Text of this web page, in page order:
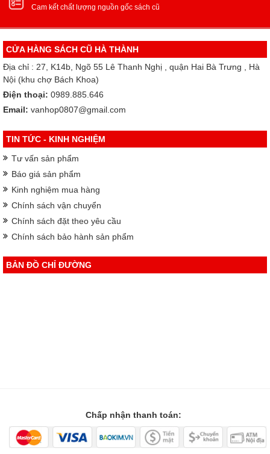
Cam kết chất lượng nguồn gốc sách cũ
CỬA HÀNG SÁCH CŨ HÀ THÀNH
Địa chỉ : 27, K14b, Ngõ 55 Lê Thanh Nghị , quận Hai Bà Trưng , Hà
Nội (khu chợ Bách Khoa)
Điện thoại: 0989.885.646
Email: vanhop0807@gmail.com
TIN TỨC - KINH NGHIỆM
Tư vấn sản phẩm
Báo giá sản phẩm
Kinh nghiệm mua hàng
Chính sách vận chuyển
Chính sách đặt theo yêu cầu
Chính sách bảo hành sản phẩm
BẢN ĐỒ CHỈ ĐƯỜNG
Chấp nhận thanh toán: